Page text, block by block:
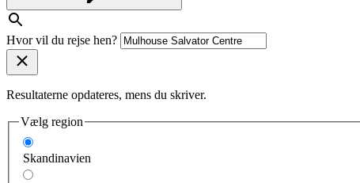
Hvor vil du rejse hen?
Resultaterne opdateres, mens du skriver.
Vælg region
Skandinavien